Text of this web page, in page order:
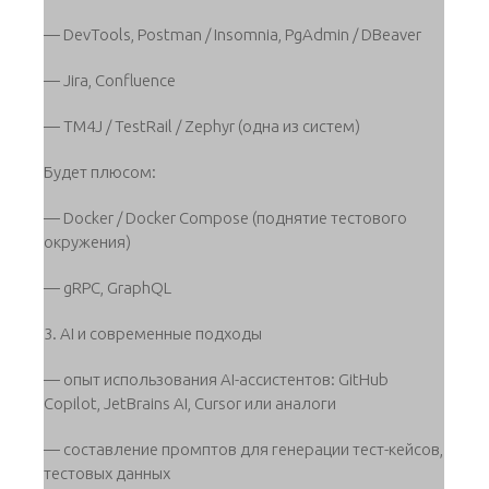
— DevTools, Postman / Insomnia, PgAdmin / DBeaver
— Jira, Confluence
— TM4J / TestRail / Zephyr (одна из систем)
Будет плюсом:
— Docker / Docker Compose (поднятие тестового
окружения)
— gRPC, GraphQL
3. AI и современные подходы
— опыт использования AI-ассистентов: GitHub
Copilot, JetBrains AI, Cursor или аналоги
— составление промптов для генерации тест-кейсов,
тестовых данных